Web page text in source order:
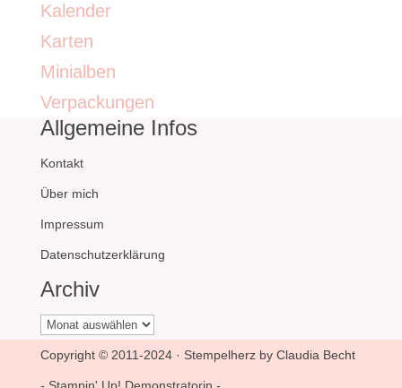
Kalender
Karten
Minialben
Verpackungen
Allgemeine Infos
Kontakt
Über mich
Impressum
Datenschutzerklärung
Archiv
Archiv
Copyright © 2011-2024 · Stempelherz by Claudia Becht